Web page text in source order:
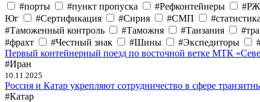
#порты
#пункт пропуска #Рефконтейнеры
Юг
#Сертификация #Сирия #СМП #статистика
#Таможенный контроль
#Таможня #Танзания
#фрахт
#Честный знак #Шины #Экспедиторы
Первый контейнерный поезд по восточной ветке МТК
#Иран
10.11.2025
Россия и Катар укрепляют сотрудничество в сфере
#Катар